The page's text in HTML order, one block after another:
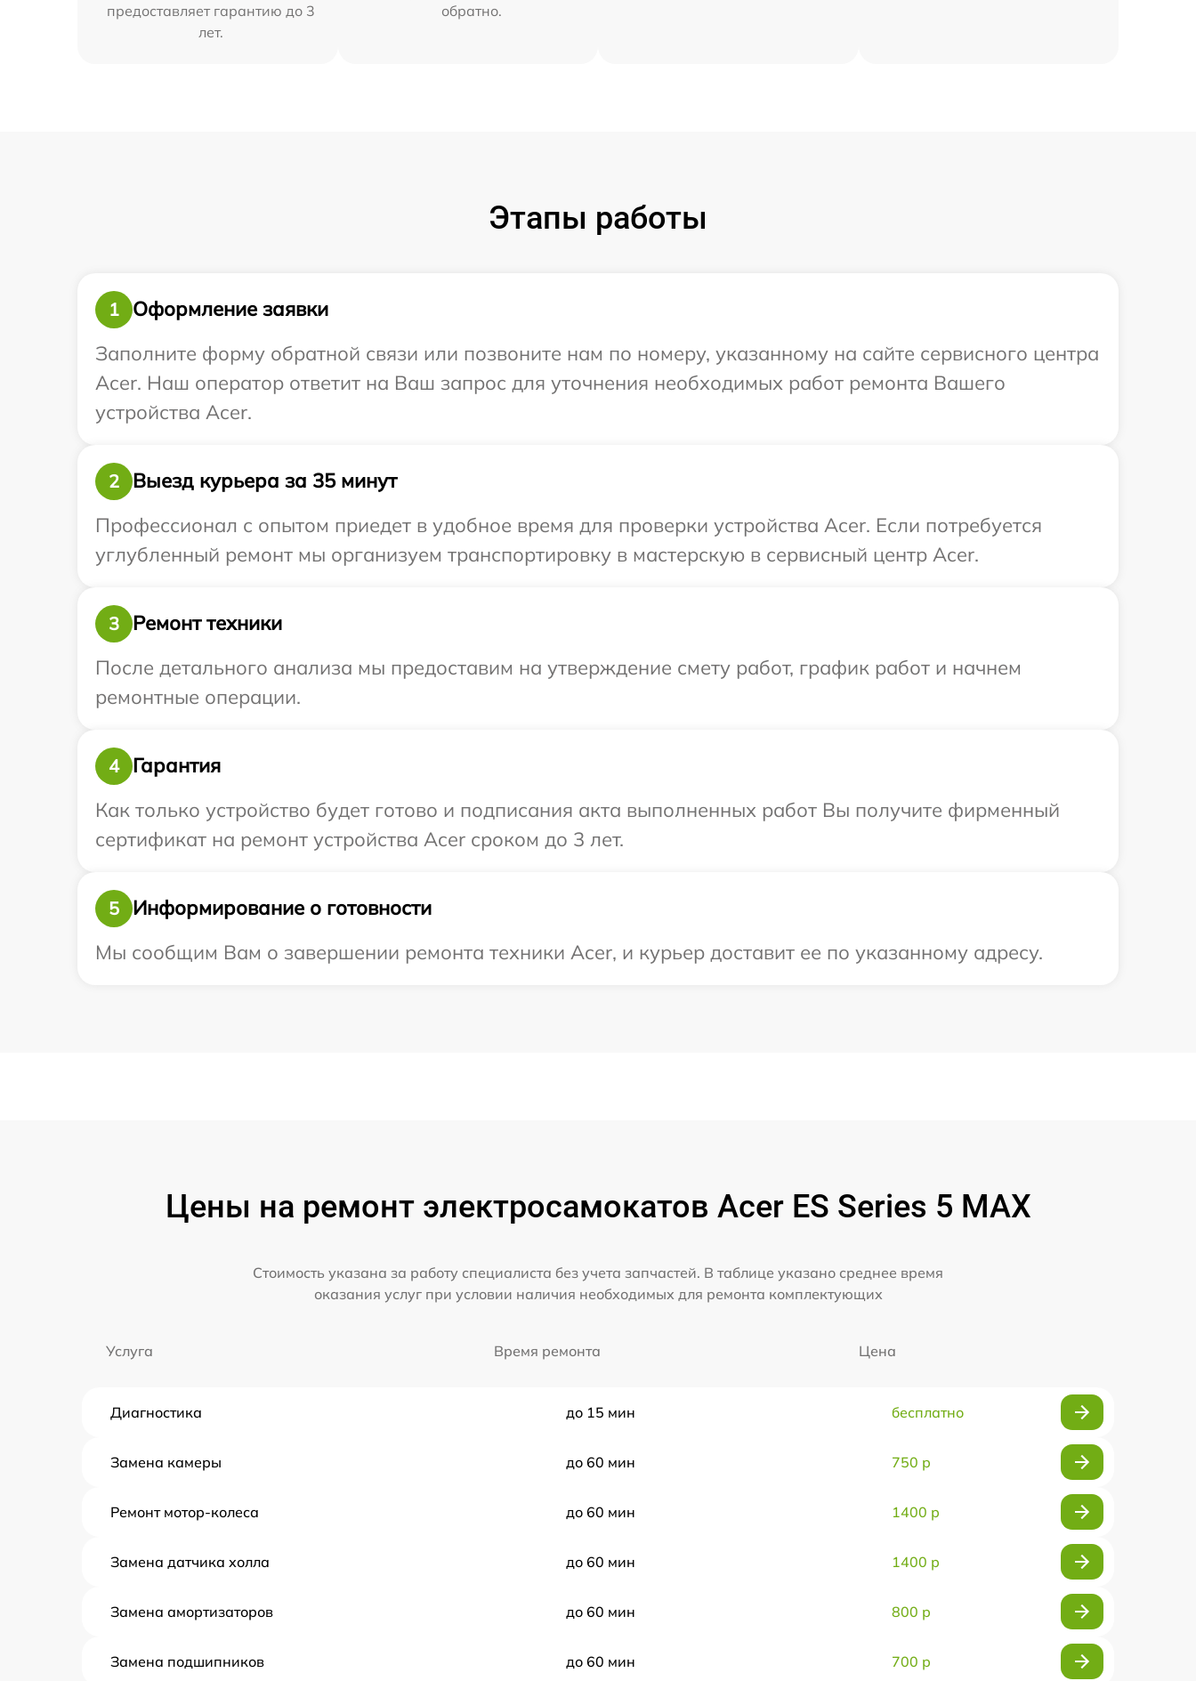
предоставляет гарантию до 3
лет.
обратно.
Этапы работы
1
Оформление заявки
Заполните форму обратной связи или позвоните нам по номеру, указанному на сайте сервисного центра
Acer. Наш оператор ответит на Ваш запрос для уточнения необходимых работ ремонта Вашего
устройства Acer.
2
Выезд курьера за 35 минут
Профессионал с опытом приедет в удобное время для проверки устройства Acer. Если потребуется
углубленный ремонт мы организуем транспортировку в мастерскую в сервисный центр Acer.
3
Ремонт техники
После детального анализа мы предоставим на утверждение смету работ, график работ и начнем
ремонтные операции.
4
Гарантия
Как только устройство будет готово и подписания акта выполненных работ Вы получите фирменный
сертификат на ремонт устройства Acer сроком до 3 лет.
5
Информирование о готовности
Мы сообщим Вам о завершении ремонта техники Acer, и курьер доставит ее по указанному адресу.
Цены на ремонт электросамокатов Acer ES Series 5 MAX
Стоимость указана за работу специалиста без учета запчастей. В таблице указано среднее время
оказания услуг при условии наличия необходимых для ремонта комплектующих
Услуга Время ремонта Цена
Диагностика до 15 мин бесплатно
Замена камеры до 60 мин 750 р
Ремонт мотор-колеса до 60 мин 1400 р
Замена датчика холла до 60 мин 1400 р
Замена амортизаторов до 60 мин 800 р
Замена подшипников до 60 мин 700 р